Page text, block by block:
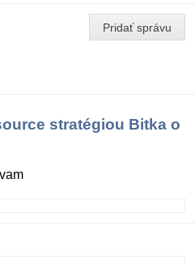
Pridať správu
stratégiou Bitka o